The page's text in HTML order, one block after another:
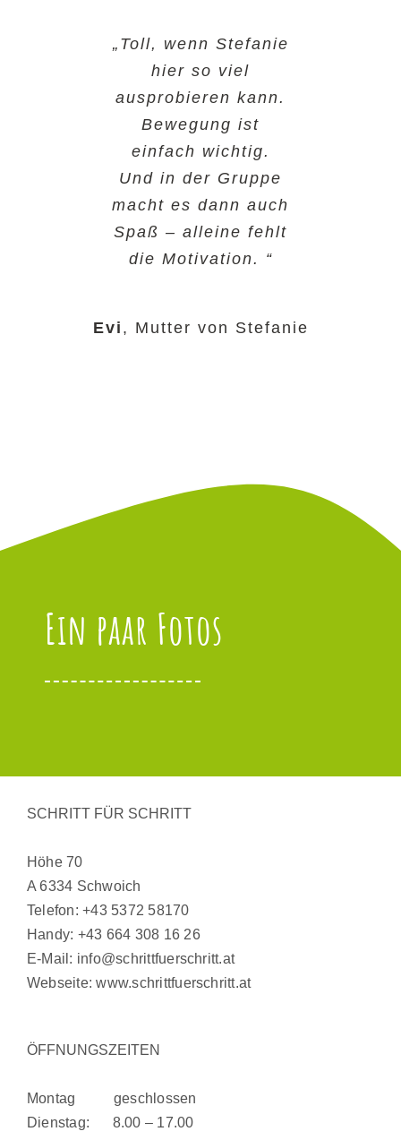
„Toll, wenn Stefanie
hier so viel
ausprobieren kann.
Bewegung ist
einfach wichtig.
Und in der Gruppe
macht es dann auch
Spaß – alleine fehlt
die Motivation. “
Evi , Mutter von Stefanie
Ein paar Fotos
SCHRITT FÜR SCHRITT
Höhe 70
A 6334 Schwoich
Telefon:+43 5372 58170
Handy: +43 664 308 16 26
E-Mail: info@schrittfuerschritt.at
Webseite:www.schrittfuerschritt.at
ÖFFNUNGSZEITEN
Montag geschlossen
Dienstag: 8.00 – 17.00